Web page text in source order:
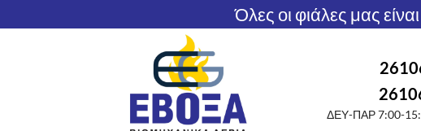
Όλες οι φιάλες μας
ΔΕΥ-ΠΑΡ 7:00-